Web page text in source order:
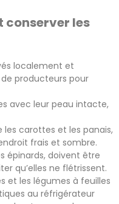
conserver les
localement et
producteurs pour
avec leur peau intacte,
les carottes et les panais,
frais et sombre.
épinards, doivent être
qu’elles ne flétrissent.
et les légumes à feuilles
au réfrigérateur